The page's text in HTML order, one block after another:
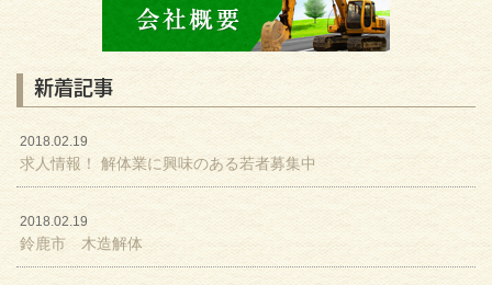
新着記事
2018.02.19
求人情報！ 解体業に興味のある若者募集中
2018.02.19
鈴鹿市 木造解体